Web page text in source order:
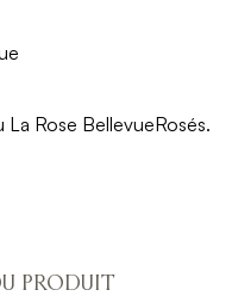
La Rose BellevueRosés.
PRODUIT